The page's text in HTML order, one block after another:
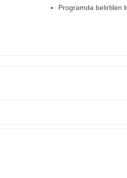
Programda belirtilen